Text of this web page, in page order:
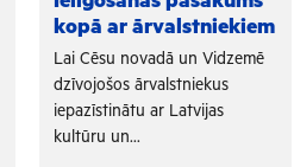
kopā ar ārvalstniekiem
Lai Cēsu novadā un Vidzemē
dzīvojošos ārvalstniekus
iepazīstinātu ar Latvijas
kultūru un...